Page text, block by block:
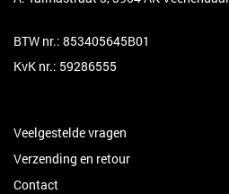
BTW nr.: 853405645B01
KvK nr.: 59286555
Veelgestelde vragen
Verzending en retour
Contact